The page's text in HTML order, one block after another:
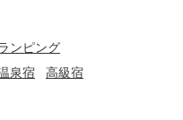
ンピング
泉宿 高級宿